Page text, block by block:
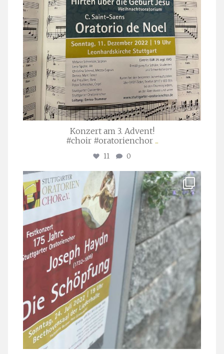
Konzert am 3. Advent!
#choir #oratorienchor ...
11 0
stuttgarter_oratorienchor
Juli 23